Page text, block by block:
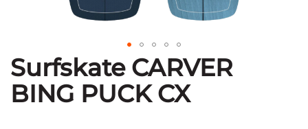
Vai
all'inizio
della
galleria
Surfskate CARVER
BING PUCK CX